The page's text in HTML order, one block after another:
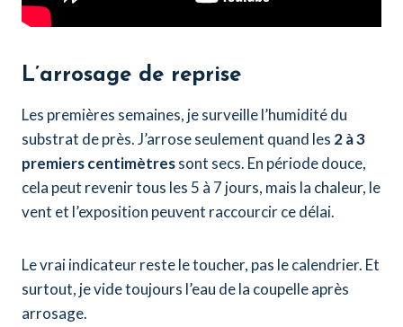
L’arrosage de reprise
Les premières semaines, je surveille l’humidité du
substrat de près. J’arrose seulement quand les 2 à 3
premiers centimètressont secs. En période douce,
cela peut revenir tous les 5 à 7 jours, mais la chaleur, le
vent et l’exposition peuvent raccourcir ce délai.
Le vrai indicateur reste le toucher, pas le calendrier. Et
surtout, je vide toujours l’eau de la coupelle après
arrosage.